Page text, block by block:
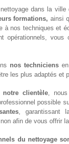
dans la
formations, ainsi
à nos techniques et
opérationnels,
nos techniciensen
les plus adaptés et
clientèle,
possible
, garantissant
afin de vous offrir
du nettoyage